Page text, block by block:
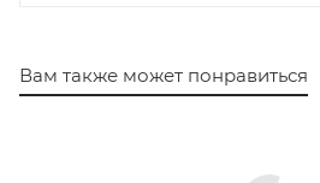
Вам также может понравиться